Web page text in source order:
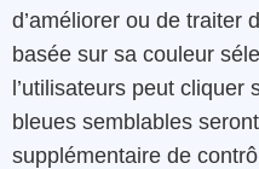
d’améliorer ou de traiter
basée sur sa couleur
l’utilisateurs peut cliquer
bleues semblables
supplémentaire de